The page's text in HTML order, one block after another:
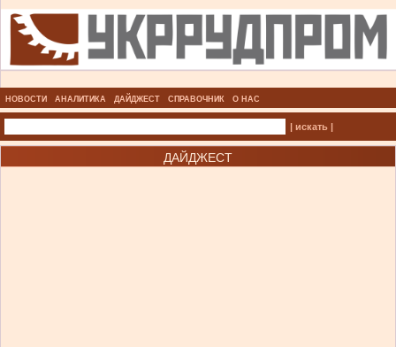
НОВОСТИ АНАЛИТИКА ДАЙДЖЕСТ СПРАВОЧНИК О НАС
| искать |
ДАЙДЖЕСТ